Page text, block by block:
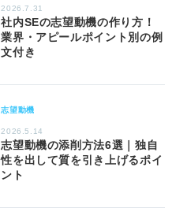
2026.7.31
社内SEの志望動機の作り方！
業界・アピールポイント別の例
文付き
志望動機
2026.5.14
志望動機の添削方法6選｜独自
性を出して質を引き上げるポイ
ント